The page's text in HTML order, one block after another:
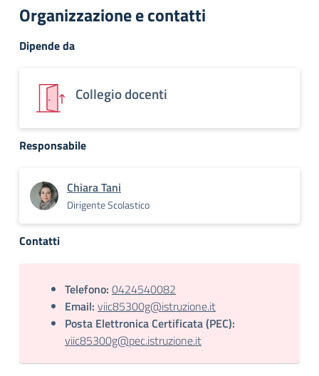
Organizzazione e contatti
Dipende da
Collegio docenti
Responsabile
Chiara Tani
Dirigente Scolastico
Contatti
Telefono: 0424540082
Email: viic85300g@istruzione.it
Posta Elettronica Certificata (PEC):
viic85300g@pec.istruzione.it